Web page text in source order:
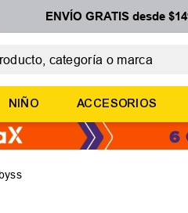
ENVÍO GRATIS desde
TÉRMINOS MÁS BUSCADOS
2
zapatillas
3
NIÑO ACCESORIOS